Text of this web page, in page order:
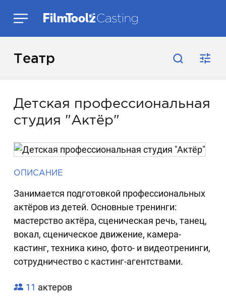
Театр
Детская профессиональная
студия "Актёр"
ОПИСАНИЕ
Занимается подготовкой профессиональных
актёров из детей. Основные тренинги:
мастерство актёра, сценическая речь, танец,
вокал, сценическое движение, камера-
кастинг, техника кино, фото- и видеотренинги,
сотрудничество с кастинг-агентствами.
11 актеров